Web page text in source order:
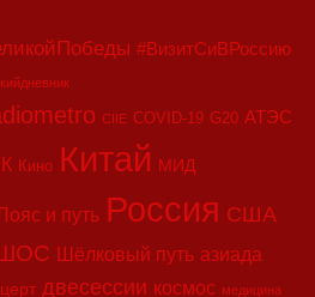
#ВизитСиВРоссию
CIIE COVID-19 G20 АТЭС
Кино Китай МИД
и путь Россия США
Шёлковый путь азиада
двесессии космос медицина